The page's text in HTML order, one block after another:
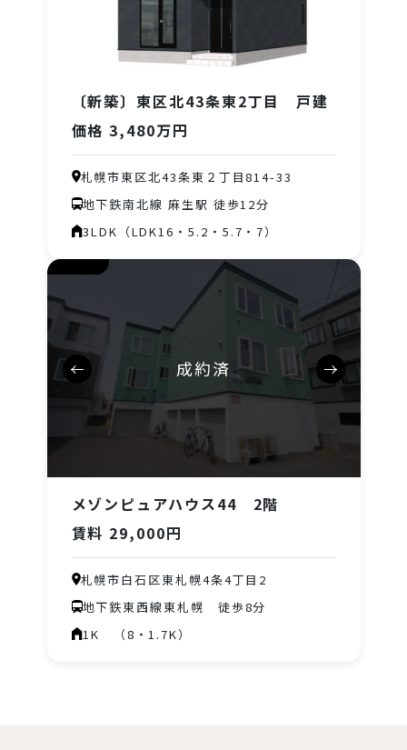
〔新築〕東区北43条東2丁目 戸建
価格 3,480万円
札幌市東区北43条東２丁目814-33
地下鉄南北線 麻生駅 徒歩12分
3LDK（LDK16・5.2・5.7・7）
メゾンピュアハウス44 2階
賃料 29,000円
札幌市白石区東札幌4条4丁目2
地下鉄東西線東札幌 徒歩8分
1K （8・1.7K）